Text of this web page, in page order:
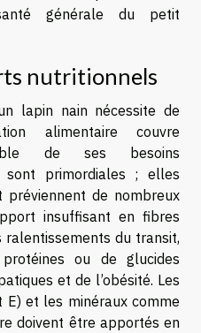
générale du petit
nutritionnels
lapin nain nécessite de
alimentaire couvre
de ses besoins
sont primordiales ; elles
de nombreux
insuffisant en fibres
du transit,
ou de glucides
et de l’obésité. Les
et les minéraux comme
doivent être apportés en